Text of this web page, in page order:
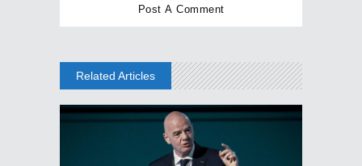
Related Articles